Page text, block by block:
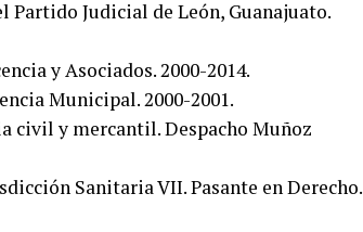
Partido Judicial de León, Guanajuato.
y Asociados. 2000-2014.
Municipal. 2000-2001.
civil y mercantil. Despacho Muñoz
Sanitaria VII. Pasante en Derecho.